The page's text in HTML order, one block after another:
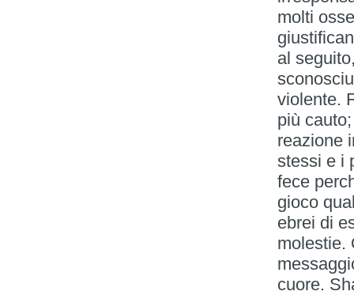
molti
al
violente.
più
reazione
stessi e i
fece
gioco
ebrei di
molestie.
cuore.